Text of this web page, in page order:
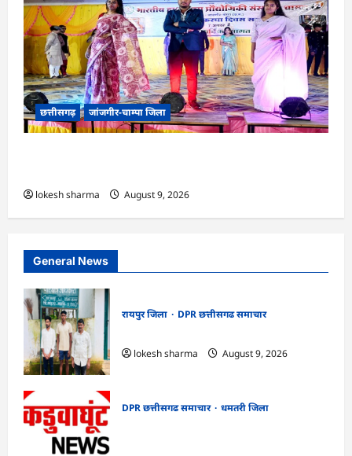
छत्तीसगढ़ जांजगीर-चाम्पा जिला
lokesh sharma August 9, 2026
General News
रायपुर जिला
DPR छत्तीसगढ समाचार
lokesh sharma
August 9, 2026
DPR छत्तीसगढ समाचार
धमतरी जिला